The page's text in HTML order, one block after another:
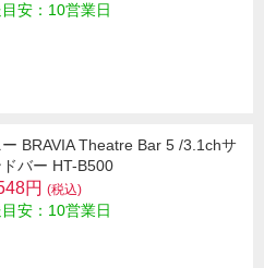
安：10営業日
ー BRAVIA Theatre Bar 5 /3.1chサ
バー HT-B500
円 (税込)
安：10営業日